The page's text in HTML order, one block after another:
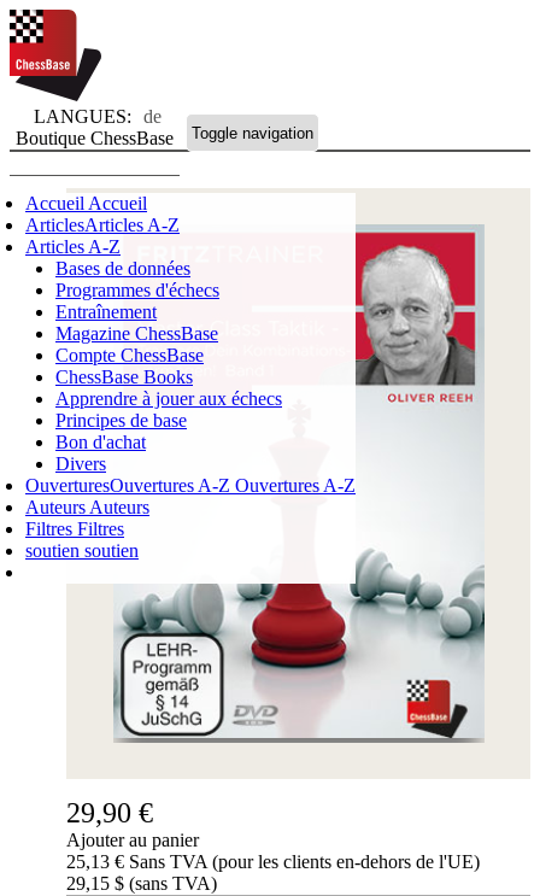
LANGUES:
de
Boutique ChessBase
Toggle navigation
Accueil Accueil
ArticlesArticles A-Z
Articles A-Z
Bases de données
Programmes d'échecs
Entraînement
Magazine ChessBase
Compte ChessBase
ChessBase Books
Apprendre à jouer aux échecs
Principes de base
Bon d'achat
Divers
OuverturesOuvertures A-Z Ouvertures A-Z
Auteurs Auteurs
Filtres Filtres
soutien soutien
Login
PANIER D'ACHATS
ARTICLE
✔
29,90 €
Ajouter au panier
25,13 € Sans TVA (pour les clients en-dehors de l'UE)
29,15 $ (sans TVA)